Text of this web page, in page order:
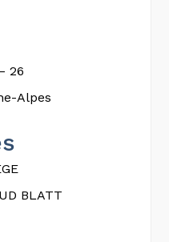
26
Alpes
BLATT